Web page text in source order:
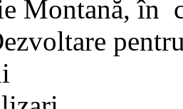
Montană, în